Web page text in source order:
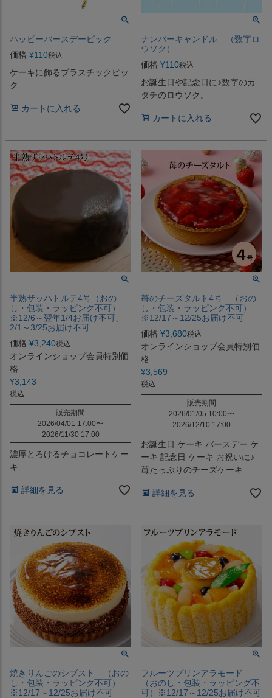
ハッピーバースデーピック
価格 ¥110税込
ケーキに飾るプラスチックピッ
ク
カートに入れる
ナンバーキャンドル （数字ロ
ウソク）
価格 ¥110税込
お誕生日や記念日に♪数字のカ
タチのロウソク。
カートに入れる
半熟ザッハトルテ4号（おの
し・包装・ラッピング不可）
※12/6～翌年1/4お届け不可、
2/1～3/25お届け不可
価格 ¥3,240税込
オンラインショップ会員特別価
格
¥3,143
税込
販売期間
2026/04/01 17:00〜
2026/11/30 17:00
濃厚とろけるチョコレートケー
キ
詳細を見る
苺のチーズタルト4号 （おの
し・包装・ラッピング不可）
※12/17～12/25お届け不可
価格 ¥3,680税込
オンラインショップ会員特別価
格
¥3,569
税込
販売期間
2026/01/05 10:00〜
2026/12/10 17:00
お誕生日 ケーキ バースデー ケ
ーキ 記念日 ケーキ お祝いに♪
苺たっぷりのチーズケーキ
詳細を見る
焼きりんごのシブスト （おの
し・包装・ラッピング不可）
※12/17～12/25お届け不可
フルーツプリンアラモード
（おのし・包装・ラッピング不
可）※12/17～12/25お届け不可